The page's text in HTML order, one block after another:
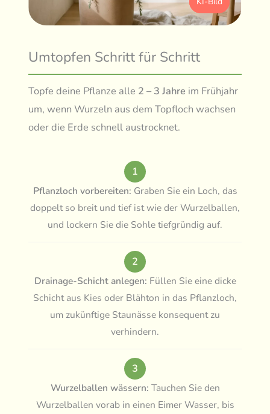
Umtopfen Schritt für Schritt
Topfe deine Pflanze alle 2 – 3 Jahre im Frühjahr
um, wenn Wurzeln aus dem Topfloch wachsen
oder die Erde schnell austrocknet.
1
Pflanzloch vorbereiten: Graben Sie ein Loch, das
doppelt so breit und tief ist wie der Wurzelballen,
und lockern Sie die Sohle tiefgründig auf.
2
Drainage-Schicht anlegen: Füllen Sie eine dicke
Schicht aus Kies oder Blähton in das Pflanzloch,
um zukünftige Staunässe konsequent zu
verhindern.
3
Wurzelballen wässern: Tauchen Sie den
Wurzelballen vorab in einen Eimer Wasser, bis